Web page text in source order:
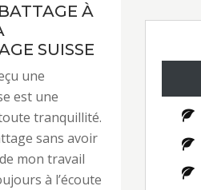
À
SUISSE
une
est une
tranquillité.
sans avoir
mon travail
à l’écoute